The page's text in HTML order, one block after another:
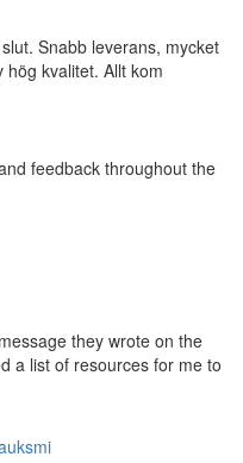
Snabb leverans, mycket
kvalitet. Allt kom
feedback throughout the
they wrote on the
a list of resources for me to